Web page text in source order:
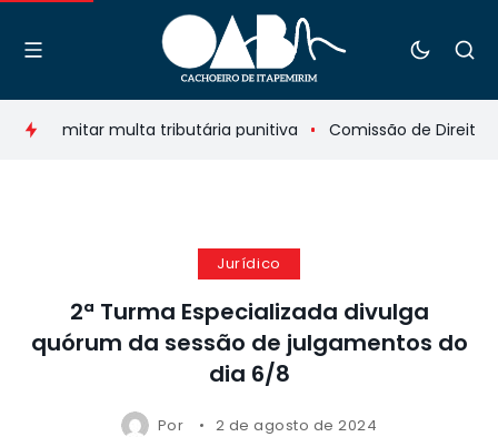
para limitar multa tributária punitiva Comissão de Direito
Jurídico
2ª Turma Especializada divulga
quórum da sessão de julgamentos do
dia 6/8
Por 2 de agosto de 2024